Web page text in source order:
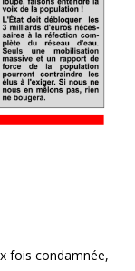
fois condamnée,